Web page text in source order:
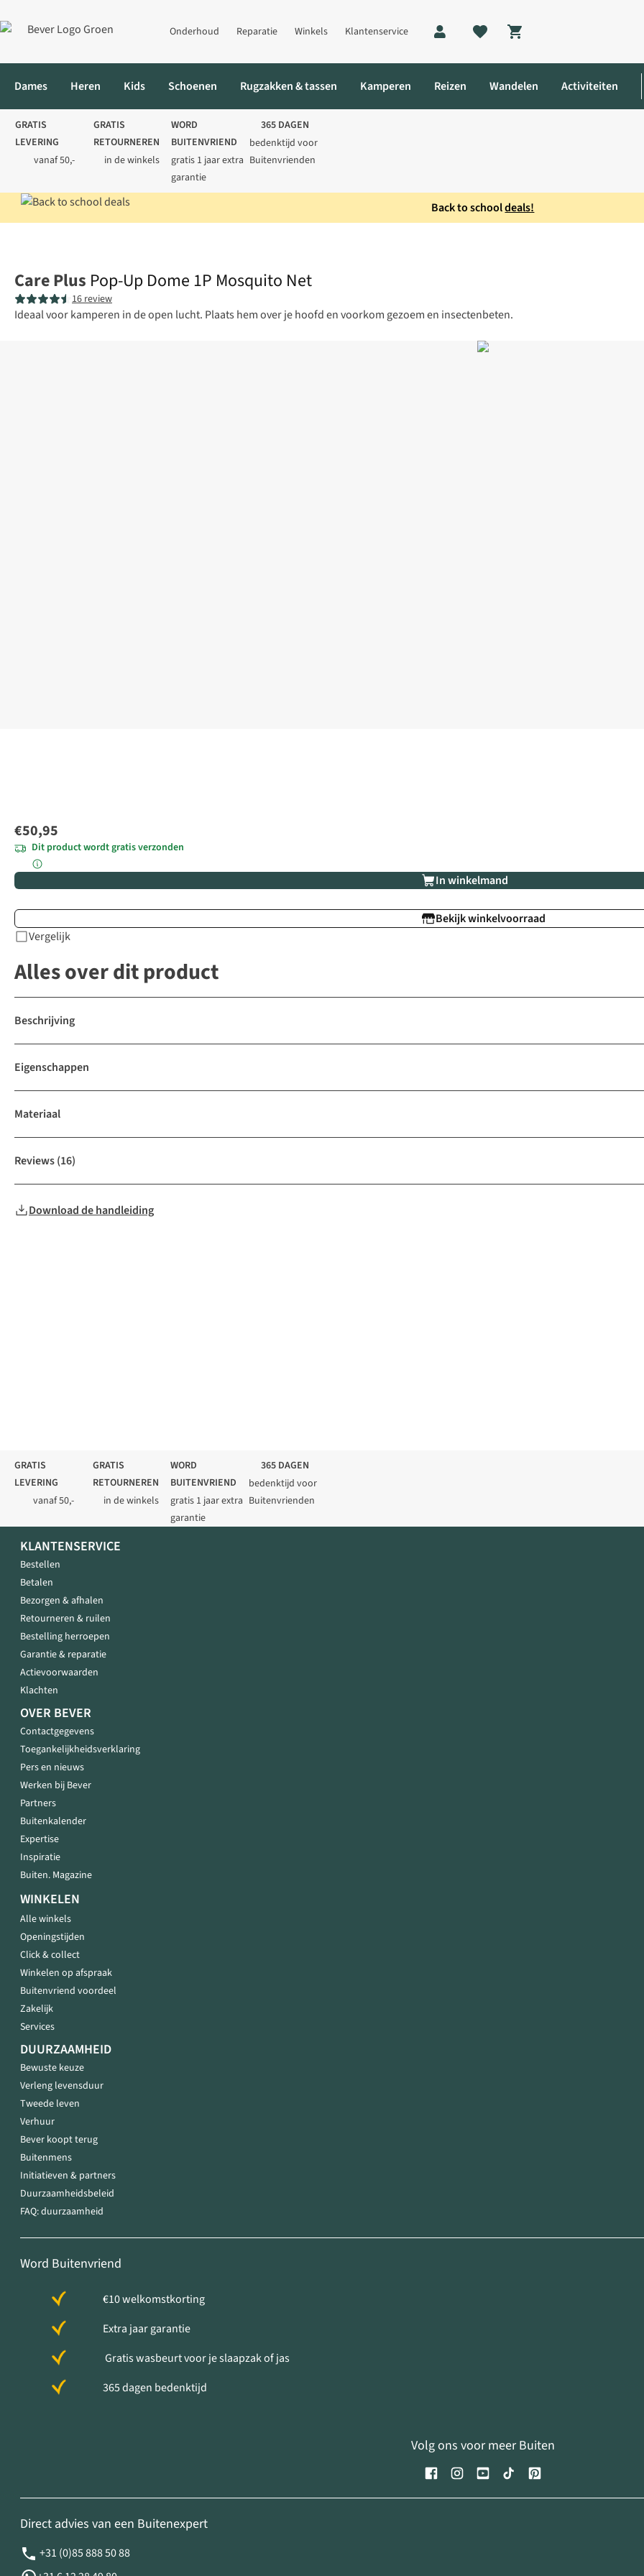
Onderhoud Reparatie Winkels Klantenservice
Shopping cart
Dames Heren Kids Schoenen Rugzakken & tassen Kamperen Reizen Wandelen Activiteiten
GRATIS
LEVERING
vanaf 50,-
GRATIS
RETOURNEREN
in de winkels
WORD
BUITENVRIEND
gratis 1 jaar extra
garantie
365 DAGEN
bedenktijd voor
Buitenvrienden
Back to schooldeals!
Care Plus Pop-Up Dome 1P Mosquito Net
16 review
Ideaal voor kamperen in de open lucht. Plaats hem over je hoofd en voorkom gezoem en insectenbeten.
€50,95
Dit product wordt gratis verzonden
In winkelmand
Bekijk winkelvoorraad
Vergelijk
Alles over dit product
Beschrijving
Eigenschappen
Materiaal
Reviews(16)
Download de handleiding
GRATIS
LEVERING
vanaf 50,-
GRATIS
RETOURNEREN
in de winkels
WORD
BUITENVRIEND
gratis 1 jaar extra
garantie
365 DAGEN
bedenktijd voor
Buitenvrienden
KLANTENSERVICE
Bestellen
Betalen
Bezorgen & afhalen
Retourneren & ruilen
Bestelling herroepen
Garantie & reparatie
Actievoorwaarden
Klachten
OVER BEVER
Contactgegevens
Toegankelijkheidsverklaring
Pers en nieuws
Werken bij Bever
Partners
Buitenkalender
Expertise
Inspiratie
Buiten. Magazine
WINKELEN
Alle winkels
Openingstijden
Click & collect
Winkelen op afspraak
Buitenvriend voordeel
Zakelijk
Services
DUURZAAMHEID
Bewuste keuze
Verleng levensduur
Tweede leven
Verhuur
Bever koopt terug
Buitenmens
Initiatieven & partners
Duurzaamheidsbeleid
FAQ: duurzaamheid
Word Buitenvriend
€10 welkomstkorting
Extra jaar garantie
Gratis wasbeurt voor je slaapzak of jas
365 dagen bedenktijd
Volg ons voor meer Buiten
Direct advies van een Buitenexpert
+31 (0)85 888 50 88